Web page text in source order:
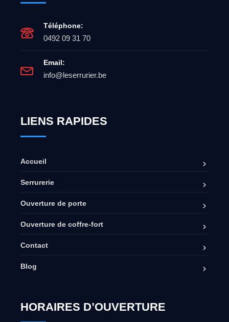
Téléphone:
0492 09 31 70
Email:
info@leserrurier.be
LIENS RAPIDES
Accueil
Serrurerie
Ouverture de porte
Ouverture de coffre-fort
Contact
Blog
HORAIRES D’OUVERTURE